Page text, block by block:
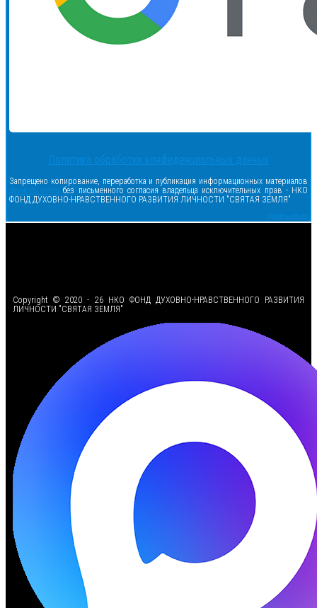
Политика обработки конфиденциальных данных
Запрещено копирование, переработка и публикация информационных материалов
данного сайта без письменного согласия владельца исключительных прав - НКО
ФОНД ДУХОВНО-НРАВСТВЕННОГО РАЗВИТИЯ ЛИЧНОСТИ "СВЯТАЯ ЗЕМЛЯ"
Сделано в samsite
Copyright © 2020 - 26 НКО ФОНД ДУХОВНО-НРАВСТВЕННОГО РАЗВИТИЯ
ЛИЧНОСТИ "СВЯТАЯ ЗЕМЛЯ"